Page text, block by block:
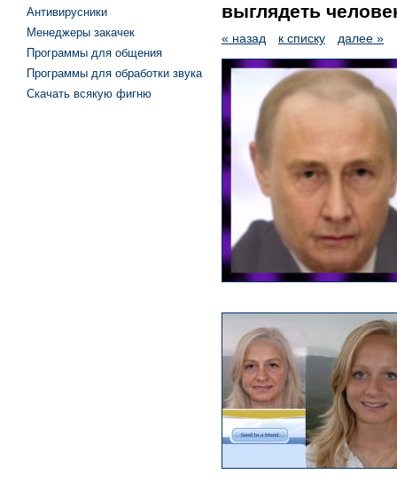
выглядеть
« назад к списку далее »
Антивирусники
Менеджеры закачек
Программы для общения
Программы для обработки звука
Скачать всякую фигню